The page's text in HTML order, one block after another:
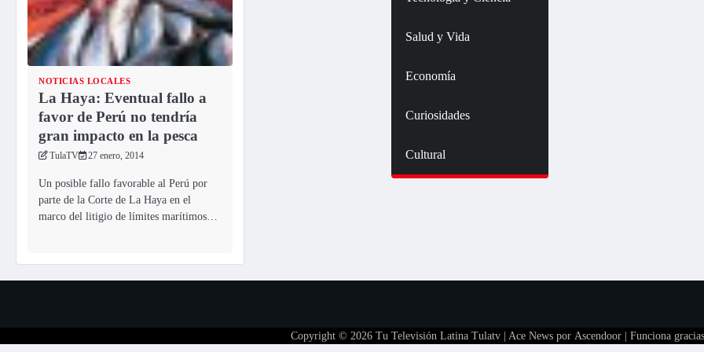
Salud y Vida
Economía
Curiosidades
Cultural
NOTICIAS LOCALES
La Haya: Eventual fallo a
favor de Perú no tendría
gran impacto en la pesca
TulaTV 27 enero, 2014
Un posible fallo favorable al Perú por
parte de la Corte de La Haya en el
marco del litigio de límites marítimos…
Copyright © 2026 Tu Televisión Latina Tulatv| Ace News por Ascendoor| Funciona